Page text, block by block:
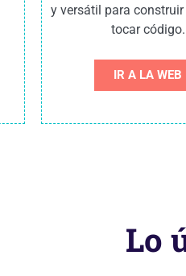
y versátil para
tocar código.
IR A LA WEB
Lo